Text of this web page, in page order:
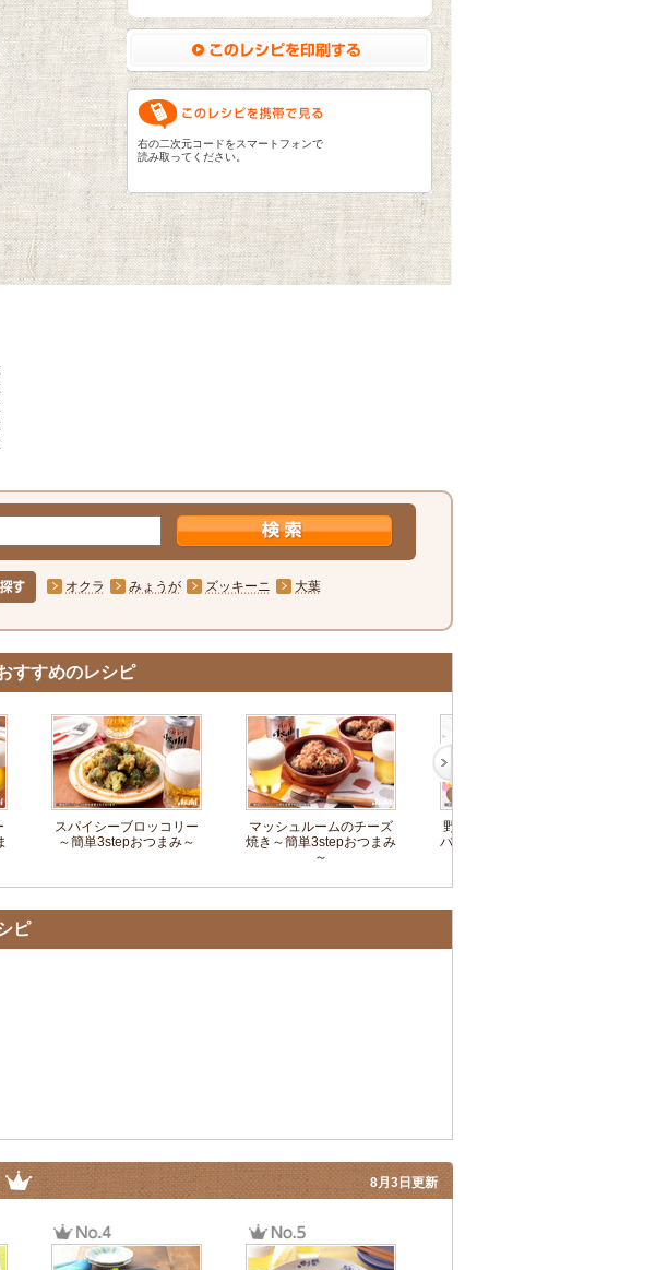
右の二次元コードをスマートフォンで
読み取ってください。
オクラ みょうが ズッキーニ 大葉
すすめのレシピ
スパイシーブロッコリー
～簡単3stepおつまみ～
マッシュルームのチーズ
焼き～簡単3stepおつまみ
～
野菜たっぷり焼肉ビビン
バチャーハン～簡単3step
ピ
8月3日更新